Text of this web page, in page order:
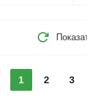
1 2 3